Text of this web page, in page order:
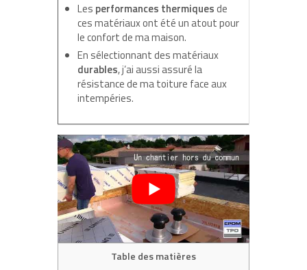
Les performances thermiquesde
ces matériaux ont été un atout pour
le confort de ma maison.
En sélectionnant des matériaux
durables, j’ai aussi assuré la
résistance de ma toiture face aux
intempéries.
Table des matières